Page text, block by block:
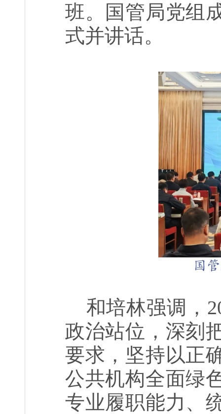
班。国管局党组
式并讲话。
和培林强调，
政治站位，深刻
要求，坚持以正
公共机构全面绿
专业履职能力、